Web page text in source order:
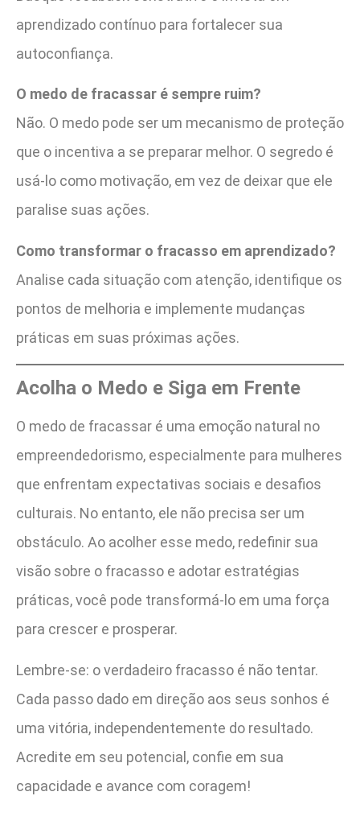
aprendizado contínuo para fortalecer sua
autoconfiança.
O medo de fracassar é sempre ruim?
Não. O medo pode ser um mecanismo de proteção
que o incentiva a se preparar melhor. O segredo é
usá-lo como motivação, em vez de deixar que ele
paralise suas ações.
Como transformar o fracasso em aprendizado?
Analise cada situação com atenção, identifique os
pontos de melhoria e implemente mudanças
práticas em suas próximas ações.
Acolha o Medo e Siga em Frente
O medo de fracassar é uma emoção natural no
empreendedorismo, especialmente para mulheres
que enfrentam expectativas sociais e desafios
culturais. No entanto, ele não precisa ser um
obstáculo. Ao acolher esse medo, redefinir sua
visão sobre o fracasso e adotar estratégias
práticas, você pode transformá-lo em uma força
para crescer e prosperar.
Lembre-se: o verdadeiro fracasso é não tentar.
Cada passo dado em direção aos seus sonhos é
uma vitória, independentemente do resultado.
Acredite em seu potencial, confie em sua
capacidade e avance com coragem!